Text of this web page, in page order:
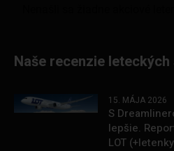
Naše recenzie
15. MÁJA 2026
S
lepšie.
LOT